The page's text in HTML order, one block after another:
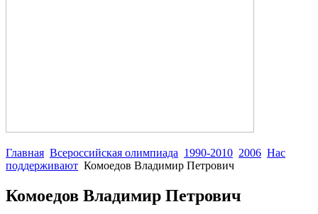
Главная Всероссийская олимпиада 1990-2010 2006 Нас
поддерживают Комоедов Владимир Петрович
Комоедов Владимир Петрович